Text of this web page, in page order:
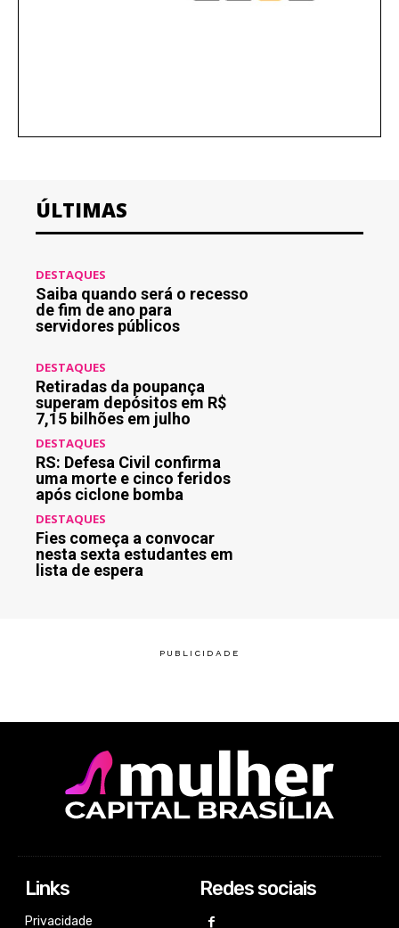
ÚLTIMAS
DESTAQUES
Saiba quando será o recesso
de fim de ano para
servidores públicos
DESTAQUES
Retiradas da poupança
superam depósitos em R$
7,15 bilhões em julho
DESTAQUES
RS: Defesa Civil confirma
uma morte e cinco feridos
após ciclone bomba
DESTAQUES
Fies começa a convocar
nesta sexta estudantes em
lista de espera
Links
Privacidade
Redes sociais